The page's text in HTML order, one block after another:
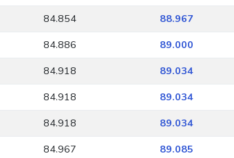
84.854 88.967
84.886 89.000
84.918 89.034
84.918 89.034
84.918 89.034
84.967 89.085